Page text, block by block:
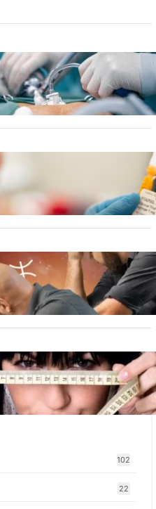
O Privire Detaliată Asupra
și Impactul Său
Primul Vaccin
Cancerului de Colon
Ce Spun Astrologii Despre
și Lunile de Naștere
în Tratamentul
Endoscopică fără
102
22